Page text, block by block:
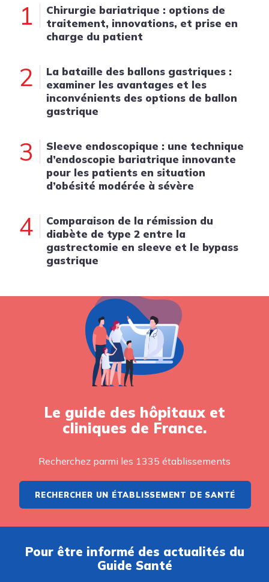
1
Chirurgie bariatrique : options de
traitement, innovations, et prise en
charge du patient
2
La bataille des ballons gastriques :
examiner les avantages et les
inconvénients des options de ballon
gastrique
3
Sleeve endoscopique : une technique
d’endoscopie bariatrique innovante
pour les patients en situation
d’obésité modérée à sévère
4
Comparaison de la rémission du
diabète de type 2 entre la
gastrectomie en sleeve et le bypass
gastrique
Le guide des hôpitaux et
cliniques de France.
Recherchez parmi les 1335 établissements
RECHERCHER UN ÉTABLISSEMENT DE SANTÉ
Pour être informé des actualités du
Guide Santé